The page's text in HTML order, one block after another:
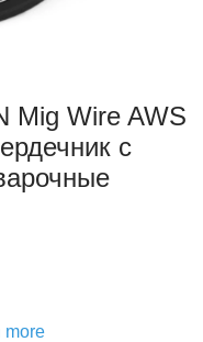
Mig Wire AWS
с
more